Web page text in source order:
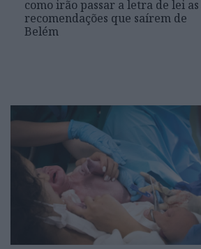
como irão passar a letra de lei as
recomendações que saírem de
Belém